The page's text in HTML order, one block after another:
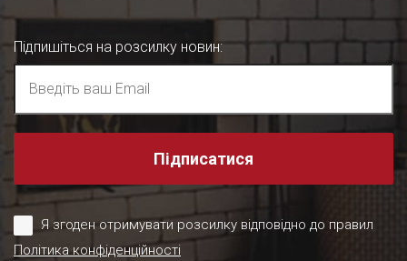
Підпишіться на розсилку новин:
Підписатися
Я згоден отримувати розсилку відповідно до правил
Політика конфіденційності